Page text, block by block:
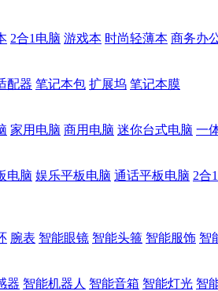
2合1电脑 游戏本 时尚轻薄本 商务办
配器 笔记本包 扩展坞 笔记本膜
家用电脑 商用电脑 迷你台式电脑 一
电脑 娱乐平板电脑 通话平板电脑 2合
腕表 智能眼镜 智能头箍 智能服饰 智
器 智能机器人 智能音箱 智能灯光 智